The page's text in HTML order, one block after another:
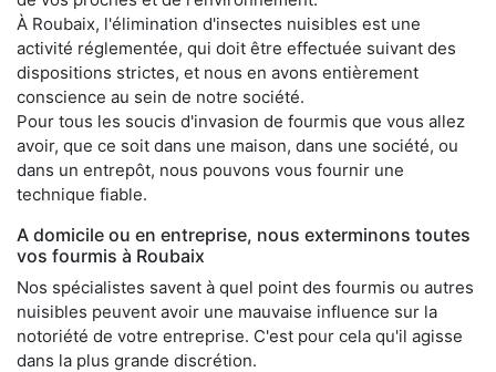
À Roubaix, l'élimination d'insectes nuisibles est une
activité réglementée, qui doit être effectuée suivant des
dispositions strictes, et nous en avons entièrement
conscience au sein de notre société.
Pour tous les soucis d'invasion de fourmis que vous allez
avoir, que ce soit dans une maison, dans une société, ou
dans un entrepôt, nous pouvons vous fournir une
technique fiable.
A domicile ou en entreprise, nous exterminons toutes
vos fourmis à Roubaix
Nos spécialistes savent à quel point des fourmis ou autres
nuisibles peuvent avoir une mauvaise influence sur la
notoriété de votre entreprise. C'est pour cela qu'il agisse
dans la plus grande discrétion.